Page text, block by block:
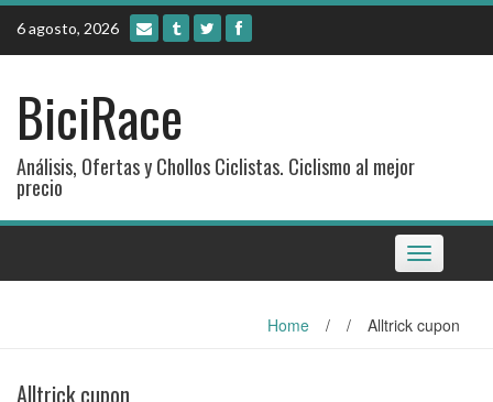
Skip
content
6 agosto, 2026
BiciRace
Análisis, Ofertas y Chollos Ciclistas. Ciclismo al mejor
precio
Toggle
navigation
Home / / Alltrick cupon
Alltrick cupon